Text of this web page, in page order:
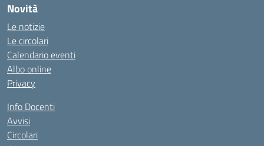
Novità
Le notizie
Le circolari
Calendario eventi
Albo online
Privacy
Info Docenti
Avvisi
Circolari